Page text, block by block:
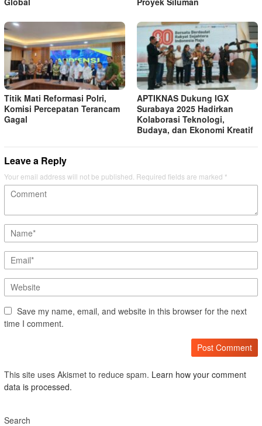
Titik Mati Reformasi Polri,
Komisi Percepatan Terancam
Gagal
APTIKNAS Dukung IGX
Surabaya 2025 Hadirkan
Kolaborasi Teknologi,
Budaya, dan Ekonomi Kreatif
Leave a Reply
Your email address will not be published. Required fields are marked *
Save my name, email, and website in this browser for the next
time I comment.
This site uses Akismet to reduce spam. Learn how your comment
data is processed.
Search